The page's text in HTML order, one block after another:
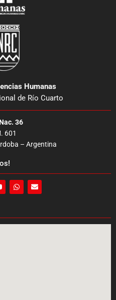
Humanas
de Río Cuarto
36
601
– Argentina
W
h
a
p
E
n
o
p